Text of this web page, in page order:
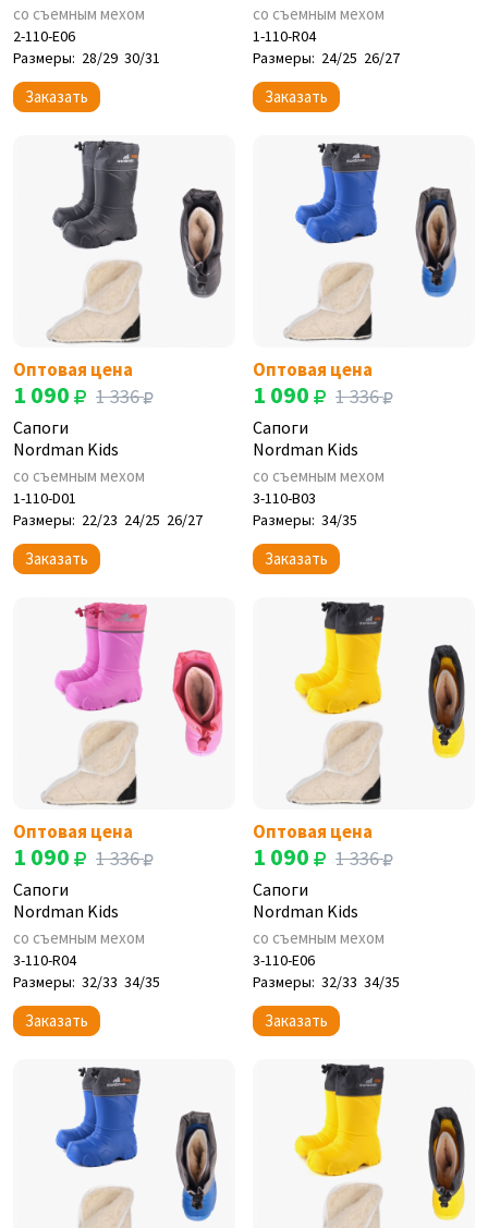
со съемным мехом
2-110-E06
Размеры: 28/29 30/31
Заказать
со съемным мехом
1-110-R04
Размеры: 24/25 26/27
Заказать
Оптовая цена
1 090 1 336
Сапоги
Nordman Kids
со съемным мехом
1-110-D01
Размеры: 22/23 24/25 26/27
Заказать
Оптовая цена
1 090 1 336
Сапоги
Nordman Kids
со съемным мехом
3-110-B03
Размеры: 34/35
Заказать
Оптовая цена
1 090 1 336
Сапоги
Nordman Kids
со съемным мехом
3-110-R04
Размеры: 32/33 34/35
Заказать
Оптовая цена
1 090 1 336
Сапоги
Nordman Kids
со съемным мехом
3-110-E06
Размеры: 32/33 34/35
Заказать